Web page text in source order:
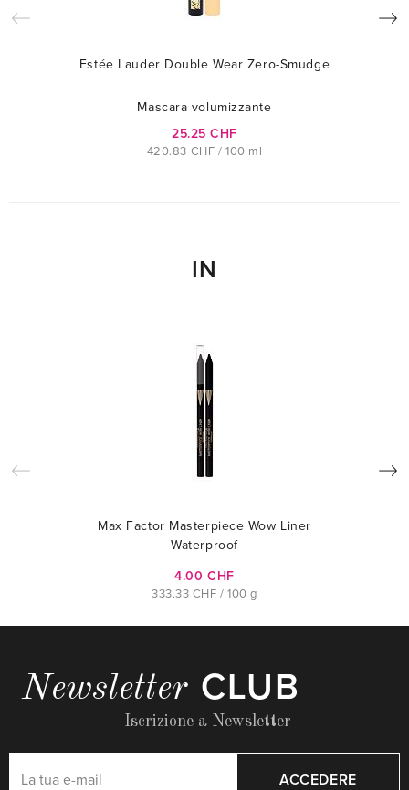
Estée Lauder Double Wear Zero-Smudge
Mascara volumizzante
25.25 CHF
420.83 CHF / 100 ml
IN
Max Factor Masterpiece Wow Liner
Waterproof
4.00 CHF
333.33 CHF / 100 g
Newsletter CLUB
Iscrizione a Newsletter
ACCEDERE